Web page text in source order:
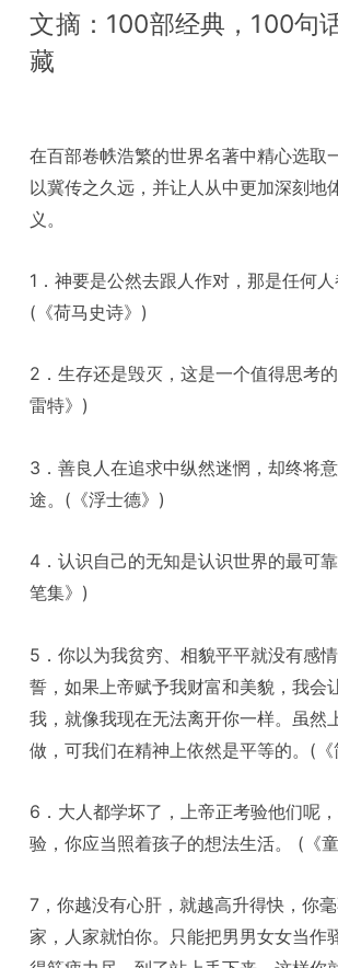
文摘：100部经典，100句
藏
在百部卷帙浩繁的世界名著中精心选取
以冀传之久远，并让人从中更加深刻地
义。
1．神要是公然去跟人作对，那是任何人
(《荷马史诗》)
2．生存还是毁灭，这是一个值得思考
雷特》)
3．善良人在追求中纵然迷惘，却终将
途。(《浮士德》)
4．认识自己的无知是认识世界的最可
笔集》)
5．你以为我贫穷、相貌平平就没有感
誓，如果上帝赋予我财富和美貌，我会
我，就像我现在无法离开你一样。虽然
做，可我们在精神上依然是平等的。(《
6．大人都学坏了，上帝正考验他们呢
验，你应当照着孩子的想法生活。 (《
7，你越没有心肝，就越高升得快，你
家，人家就怕你。只能把男男女女当作